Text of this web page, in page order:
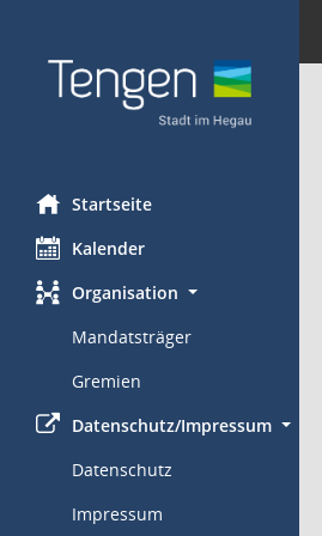
Startseite
Kalender
Organisation
Mandatsträger
Gremien
Datenschutz/Impressum
Datenschutz
Impressum